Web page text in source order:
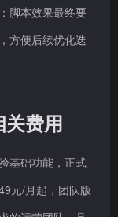
脚本效果最终要
方便后续优化迭
费用
基础功能，正式
元/月起，团队版